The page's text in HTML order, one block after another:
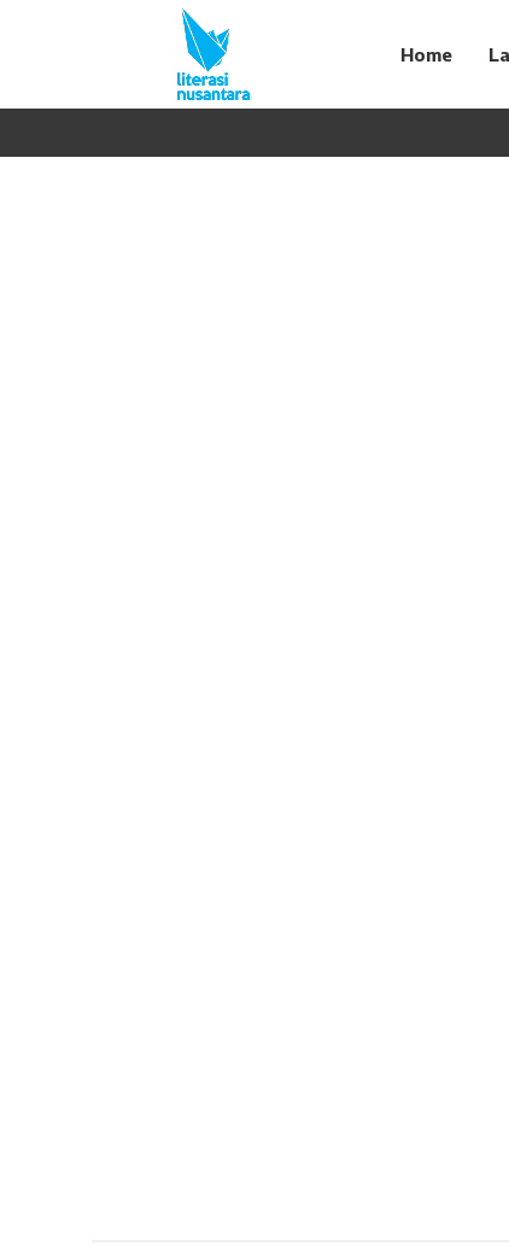
Home